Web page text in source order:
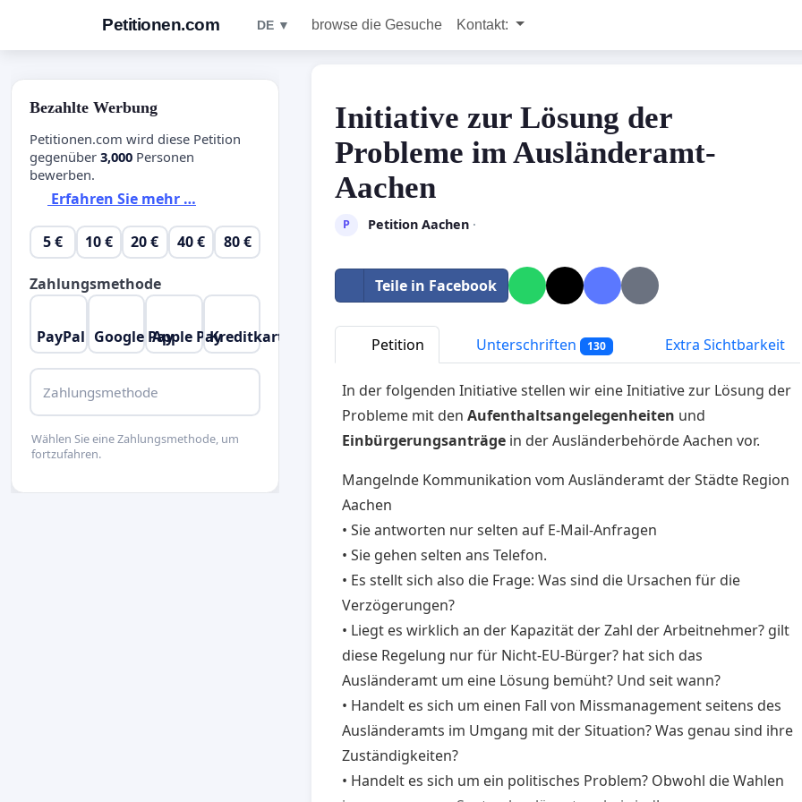
Petitionen.com DE ▼ browse die Gesuche Kontakt:
Initiative zur Lösung der
Probleme im Ausländeramt-
Aachen
P Petition Aachen·
Teile in Facebook
Petition Unterschriften 130 Extra Sichtbarkeit
In der folgenden Initiative stellen wir eine Initiative zur Lösung der
Probleme mit den Aufenthaltsangelegenheiten und
Einbürgerungsanträge in der Ausländerbehörde Aachen vor.
Mangelnde Kommunikation vom Ausländeramt der Städte Region
Aachen
• Sie antworten nur selten auf E-Mail-Anfragen
• Sie gehen selten ans Telefon.
• Es stellt sich also die Frage: Was sind die Ursachen für die
Verzögerungen?
• Liegt es wirklich an der Kapazität der Zahl der Arbeitnehmer? gilt
diese Regelung nur für Nicht-EU-Bürger? hat sich das
Ausländeramt um eine Lösung bemüht? Und seit wann?
• Handelt es sich um einen Fall von Missmanagement seitens des
Ausländeramts im Umgang mit der Situation? Was genau sind ihre
Zuständigkeiten?
• Handelt es sich um ein politisches Problem? Obwohl die Wahlen
Bezahlte Werbung
Petitionen.com wird diese Petition
gegenüber 3,000 Personen
bewerben.
Erfahren Sie mehr …
5 € 10 € 20 € 40 € 80 €
Zahlungsmethode
PayPal Google PayApple PayKreditkarte
Zahlungsmethode
Wählen Sie eine Zahlungsmethode, um
fortzufahren.